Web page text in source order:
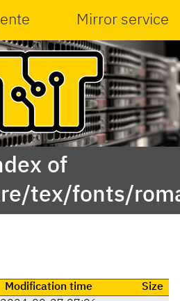
Mirror service
of
tex/fonts/
Modification time Size